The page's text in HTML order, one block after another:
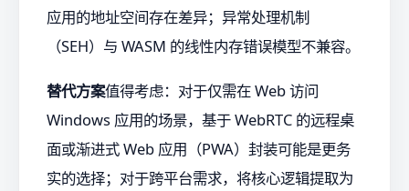
应用的地址空间存在差异；异常处理机制
（SEH）与 WASM 的线性内存错误模型不兼容。
替代方案值得考虑：对于仅需在 Web 访问
Windows 应用的场景，基于 WebRTC 的远程桌
面或渐进式 Web 应用（PWA）封装可能是更务
实的选择；对于跨平台需求，将核心逻辑提取为